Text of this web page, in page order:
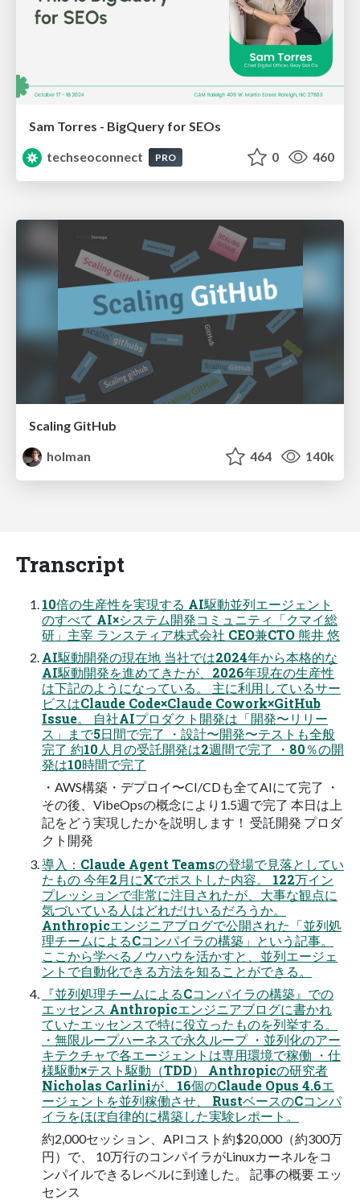
Sam Torres - BigQuery for SEOs
techseoconnect
PRO 0 460
Scaling GitHub
holman
464 140k
Transcript
10倍の生産性を実現する AI駆動並列エージェント
のすべて AI×システム開発コミュニティ「クマイ総
研」主宰 ランスティア株式会社 CEO兼CTO 熊井 悠
AI駆動開発の現在地 当社では2024年から本格的な
AI駆動開発を進めてきたが、2026年現在の生産性
は下記のようになっている。 主に利用しているサー
ビスはClaude Code×Claude Cowork×GitHub
Issue。 自社AIプロダクト開発は「開発〜リリー
ス」まで5日間で完了 ・設計〜開発〜テストも全般
完了 約10人月の受託開発は2週間で完了 ・80％の開
発は10時間で完了
・AWS構築・デプロイ〜CI/CDも全てAIにて完了 ・
その後、VibeOpsの概念により1.5週で完了 本日は上
記をどう実現したかを説明します！ 受託開発 プロダ
クト開発
導入：Claude Agent Teamsの登場で見落としてい
たもの 今年2月にXでポストした内容。 122万イン
プレッションで非常に注目されたが、大事な観点に
気づいている人はどれだけいるだろうか。
Anthropicエンジニアブログで公開された「並列処
理チームによるCコンパイラの構築」という記事。
ここから学べるノウハウを活かすと、並列エージェ
ントで自動化できる方法を知ることができる。
『並列処理チームによるCコンパイラの構築』での
エッセンス Anthropicエンジニアブログに書かれ
ていたエッセンスで特に役立ったものを列挙する。
・無限ループハーネスで永久ループ ・並列化のアー
キテクチャで各エージェントは専用環境で稼働 ・仕
様駆動×テスト駆動（TDD） Anthropicの研究者
Nicholas Carliniが、16個のClaude Opus 4.6エ
ージェントを並列稼働させ、 RustベースのCコンパ
イラをほぼ自律的に構築した実験レポート。
約2,000セッション、APIコスト約$20,000（約300万
円）で、 10万行のコンパイラがLinuxカーネルをコ
ンパイルできるレベルに到達した。 記事の概要 エッ
センス